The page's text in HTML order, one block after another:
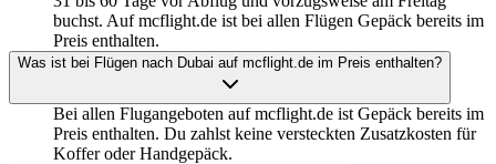
buchst. Auf mcflight.de ist bei allen Flügen Gepäck bereits im
Preis enthalten.
Was ist bei Flügen nach Dubai auf mcflight.de im Preis enthalten?
Bei allen Flugangeboten auf mcflight.de ist Gepäck bereits im
Preis enthalten. Du zahlst keine versteckten Zusatzkosten für
Koffer oder Handgepäck.